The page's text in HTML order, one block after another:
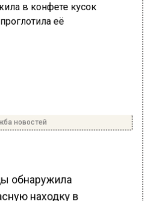
новостей
обнаружила
находку в